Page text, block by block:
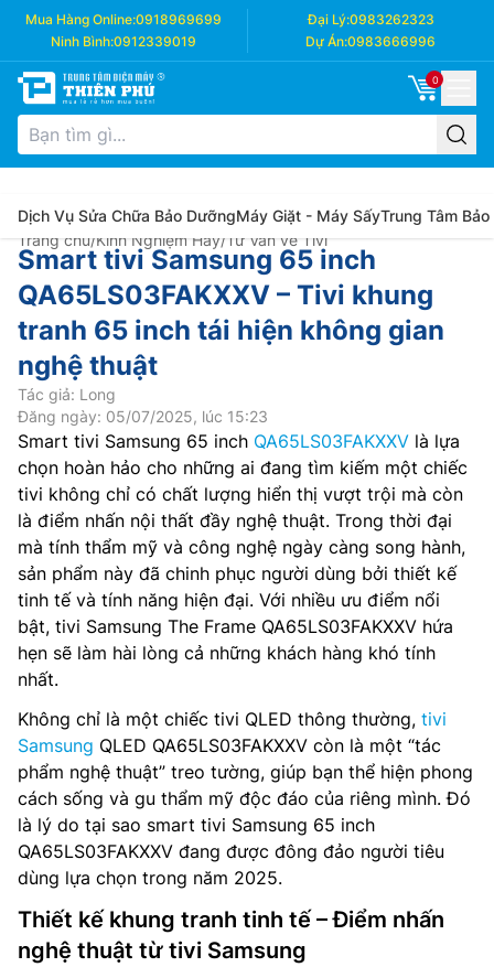
Mua Hàng Online:0918969699 Đại Lý:0983262323
Ninh Bình:0912339019 Dự Án:0983666996
0
Dịch Vụ Sửa Chữa Bảo DưỡngMáy Giặt - Máy SấyTrung Tâm Bảo
Trang chủ/Kinh Nghiệm Hay/Tư Vấn về Tivi
Smart tivi Samsung 65 inch
QA65LS03FAKXXV – Tivi khung
tranh 65 inch tái hiện không gian
nghệ thuật
Tác giả: Long
Đăng ngày: 05/07/2025, lúc 15:23
Smart tivi Samsung 65 inch QA65LS03FAKXXV là lựa
chọn hoàn hảo cho những ai đang tìm kiếm một chiếc
tivi không chỉ có chất lượng hiển thị vượt trội mà còn
là điểm nhấn nội thất đầy nghệ thuật. Trong thời đại
mà tính thẩm mỹ và công nghệ ngày càng song hành,
sản phẩm này đã chinh phục người dùng bởi thiết kế
tinh tế và tính năng hiện đại. Với nhiều ưu điểm nổi
bật, tivi Samsung The Frame QA65LS03FAKXXV hứa
hẹn sẽ làm hài lòng cả những khách hàng khó tính
nhất.
Không chỉ là một chiếc tivi QLED thông thường, tivi
Samsung QLED QA65LS03FAKXXV còn là một “tác
phẩm nghệ thuật” treo tường, giúp bạn thể hiện phong
cách sống và gu thẩm mỹ độc đáo của riêng mình. Đó
là lý do tại sao smart tivi Samsung 65 inch
QA65LS03FAKXXV đang được đông đảo người tiêu
dùng lựa chọn trong năm 2025.
Thiết kế khung tranh tinh tế – Điểm nhấn
nghệ thuật từ tivi Samsung